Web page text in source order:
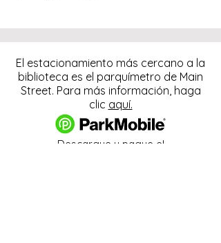
El estacionamiento más cercano a la
biblioteca es el parquímetro de Main
Street. Para más información, haga
clic aquí.
Descargue y pague el